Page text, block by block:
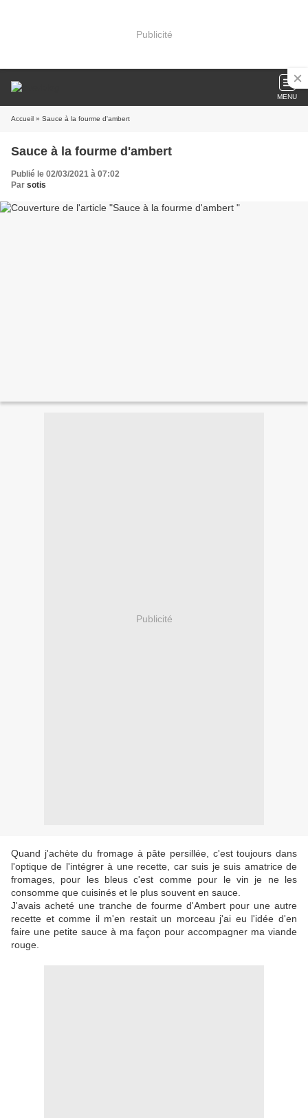
Publicité
MENU
Accueil » Sauce à la fourme d'ambert
Sauce à la fourme d'ambert
Publié le 02/03/2021 à 07:02
Par sotis
Publicité
Quand j'achète du fromage à pâte persillée, c'est toujours dans
l'optique de l'intégrer à une recette, car suis je suis amatrice de
fromages, pour les bleus c'est comme pour le vin je ne les
consomme que cuisinés et le plus souvent en sauce.
J'avais acheté une tranche de fourme d'Ambert pour une autre
recette et comme il m'en restait un morceau j'ai eu l'idée d'en
faire une petite sauce à ma façon pour accompagner ma viande
rouge.